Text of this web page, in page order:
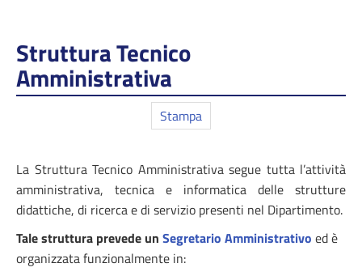
Struttura Tecnico
Amministrativa
Stampa
La Struttura Tecnico Amministrativa segue tutta l’attività
amministrativa, tecnica e informatica delle strutture
didattiche, di ricerca e di servizio presenti nel Dipartimento.
Tale struttura prevede un Segretario Amministrativo ed è
organizzata funzionalmente in: